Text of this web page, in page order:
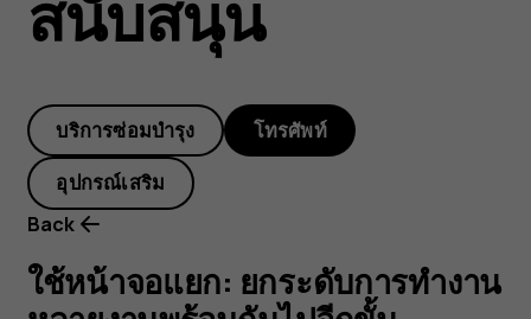
ยก
ระดับ
การ
ทำงาน
หลาย
บริการซ่อมบำรุง โทรศัพท์
อุปกรณ์เสริม
Back
ใช้หน้าจอแยก: ยกระดับการทำงาน